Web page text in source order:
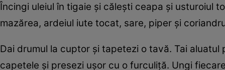
Încingi uleiul în tigaie şi căleşti ceapa şi usturoiul
mazărea, ardeiul iute tocat, sare, piper şi
Dai drumul la cuptor şi tapetezi o tavă. Tai
capetele şi presezi uşor cu o furculiţă. Ungi